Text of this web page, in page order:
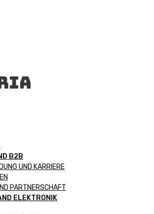
B2B
UND KARRIERE
PARTNERSCHAFT
ELEKTRONIK